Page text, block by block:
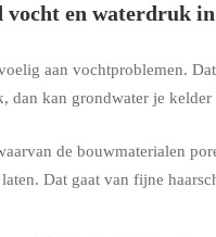
vocht en waterdruk
aan vochtproblemen.
dan kan grondwater je
de bouwmaterialen
Dat gaat van fijne